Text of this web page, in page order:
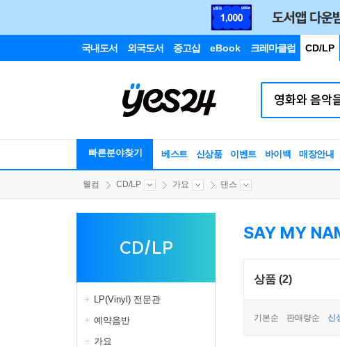
국내도서 외국도서 중고샵 eBook 크레마클럽 CD/LP
빠른분야찾기 베스트 신상품 이벤트 바이백 매장안내
웰컴 CD/LP 가요 댄스
CD/LP
LP(Vinyl) 전문관
예약음반
가요
SAY MY
상품 (2)
기본순 판매량순 신